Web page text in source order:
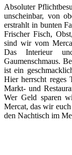
Absoluter
unscheinbar, von
erstrahlt in bunten
Frischer Fisch,
sind wir vom
Das Interieur
Gaumenschmaus.
ist ein
Hier herrscht reges
Markt- und
Wer Geld sparen
Mercat, das wir
den Nachtisch im